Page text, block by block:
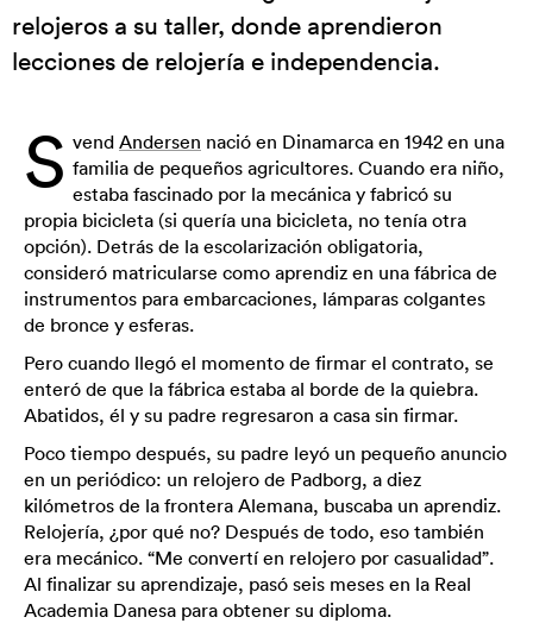
relojeros a su taller, donde aprendieron
lecciones de relojería e independencia.
S vend Andersen nació en Dinamarca en 1942 en una
familia de pequeños agricultores. Cuando era niño,
estaba fascinado por la mecánica y fabricó su
propia bicicleta (si quería una bicicleta, no tenía otra
opción). Detrás de la escolarización obligatoria,
consideró matricularse como aprendiz en una fábrica de
instrumentos para embarcaciones, lámparas colgantes
de bronce y esferas.
Pero cuando llegó el momento de firmar el contrato, se
enteró de que la fábrica estaba al borde de la quiebra.
Abatidos, él y su padre regresaron a casa sin firmar.
Poco tiempo después, su padre leyó un pequeño anuncio
en un periódico: un relojero de Padborg, a diez
kilómetros de la frontera Alemana, buscaba un aprendiz.
Relojería, ¿por qué no? Después de todo, eso también
era mecánico. “Me convertí en relojero por casualidad”.
Al finalizar su aprendizaje, pasó seis meses en la Real
Academia Danesa para obtener su diploma.